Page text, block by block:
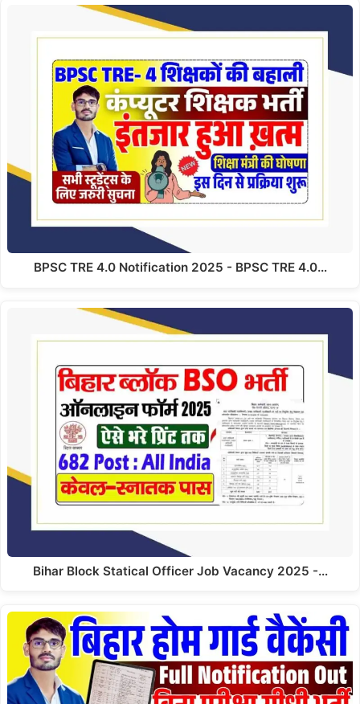
BPSC TRE 4.0 Notification 2025 - BPSC TRE 4.0…
Bihar Block Statical Officer Job Vacancy 2025 -…